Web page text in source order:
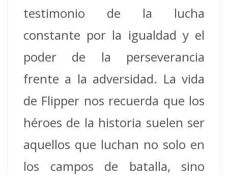
testimonio de la lucha
constante por la igualdad y el
poder de la perseverancia
frente a la adversidad. La vida
de Flipper nos recuerda que los
héroes de la historia suelen ser
aquellos que luchan no solo en
los campos de batalla, sino